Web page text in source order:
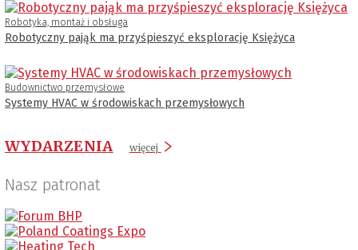
Robotyka, montaż i obsługa
Robotyczny pająk ma przyśpieszyć eksplorację Księżyca
Budownictwo przemysłowe
Systemy HVAC w środowiskach przemysłowych
WYDARZENIA więcej
Nasz patronat